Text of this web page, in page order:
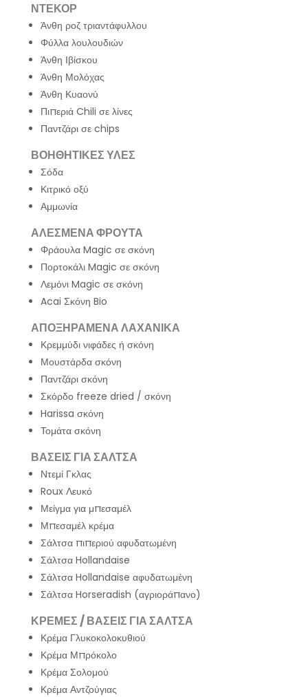
ΝΤΕΚΟΡ
Άνθη ροζ τριαντάφυλλου
Φύλλα λουλουδιών
Άνθη Ιβίσκου
Άνθη Μολόχας
Άνθη Κυαονύ
Πιπεριά Chili σε λίνες
Παντζάρι σε chips
ΒΟΗΘΗΤΙΚΕΣ ΥΛΕΣ
Σόδα
Κιτρικό οξύ
Αμμωνία
ΑΛΕΣΜΕΝΑ ΦΡΟΥΤΑ
Φράουλα Magic σε σκόνη
Πορτοκάλι Magic σε σκόνη
Λεμόνι Magic σε σκόνη
Acai Σκόνη Bio
ΑΠΟΞΗΡΑΜΕΝΑ ΛΑΧΑΝΙΚΑ
Κρεμμύδι νιφάδες ή σκόνη
Μουστάρδα σκόνη
Παντζάρι σκόνη
Σκόρδο freeze dried / σκόνη
Harissa σκόνη
Τομάτα σκόνη
ΒΑΣΕΙΣ ΓΙΑ ΣΑΛΤΣΑ
Ντεμί Γκλας
Roux Λευκό
Μείγμα για μπεσαμέλ
Μπεσαμέλ κρέμα
Σάλτσα πιπεριού αφυδατωμένη
Σάλτσα Hollandaise
Σάλτσα Hollandaise αφυδατωμένη
Σάλτσα Horseradish (αγριοράπανο)
ΚΡΕΜΕΣ / ΒΑΣΕΙΣ ΓΙΑ ΣΑΛΤΣΑ
Κρέμα Γλυκοκολοκυθιού
Κρέμα Μπρόκολο
Κρέμα Σολομού
Κρέμα Αντζούγιας